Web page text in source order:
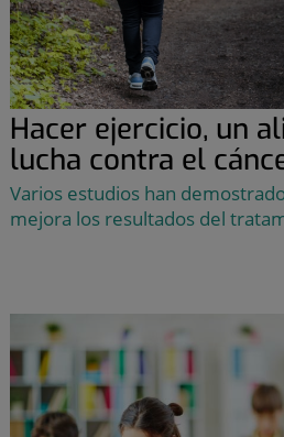
Hacer ejercicio, un
lucha contra el
Varios estudios han
mejora los resultados del